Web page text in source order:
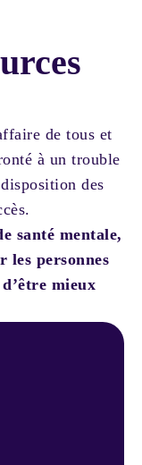
de tous et
à un trouble
des
santé mentale,
les personnes
mieux